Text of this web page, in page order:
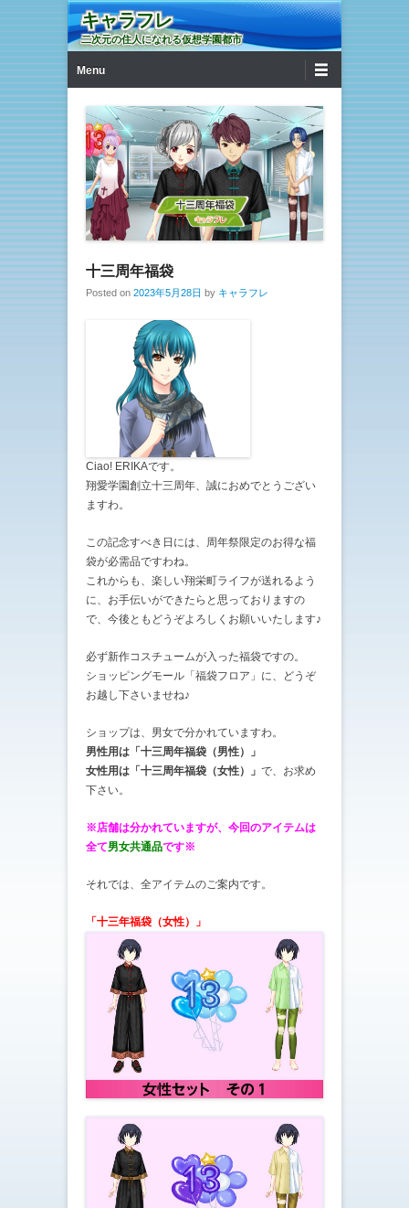
キャラフレ
二次元の住人になれる仮想学園都市
Menu
十三周年福袋
Posted on 2023年5月28日 by キャラフレ
Ciao! ERIKAです。
翔愛学園創立十三周年、誠におめでとうござい
ますわ。
この記念すべき日には、周年祭限定のお得な福
袋が必需品ですわね。
これからも、楽しい翔栄町ライフが送れるよう
に、お手伝いができたらと思っておりますの
で、今後ともどうぞよろしくお願いいたします♪
必ず新作コスチュームが入った福袋ですの。
ショッピングモール「福袋フロア」に、どうぞ
お越し下さいませね♪
ショップは、男女で分かれていますわ。
男性用は「十三周年福袋（男性）」
女性用は「十三周年福袋（女性）」 で、お求め
下さい。
※店舗は分かれていますが、今回のアイテムは
全て男女共通品です※
それでは、全アイテムのご案内です。
「十三年福袋（女性）」